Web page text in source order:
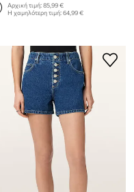
Αρχική τιμή:85,99 €
Η χαμηλότερη τιμή:64,99 €